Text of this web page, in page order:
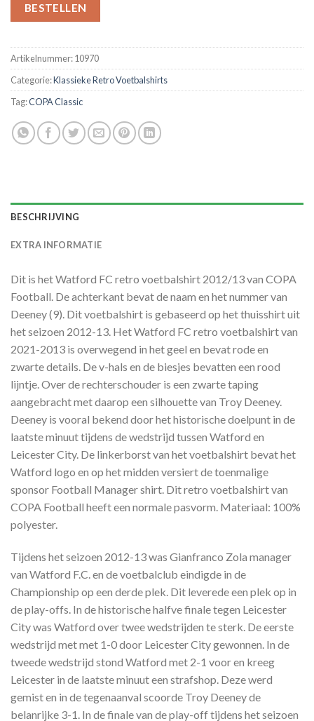
BESTELLEN
Artikelnummer:10970
Categorie:Klassieke Retro Voetbalshirts
Tag:COPA Classic
BESCHRIJVING
EXTRA INFORMATIE
Dit is het Watford FC retro voetbalshirt 2012/13 van COPA
Football. De achterkant bevat de naam en het nummer van
Deeney (9). Dit voetbalshirt is gebaseerd op het thuisshirt uit
het seizoen 2012-13. Het Watford FC retro voetbalshirt van
2021-2013 is overwegend in het geel en bevat rode en
zwarte details. De v-hals en de biesjes bevatten een rood
lijntje. Over de rechterschouder is een zwarte taping
aangebracht met daarop een silhouette van Troy Deeney.
Deeney is vooral bekend door het historische doelpunt in de
laatste minuut tijdens de wedstrijd tussen Watford en
Leicester City. De linkerborst van het voetbalshirt bevat het
Watford logo en op het midden versiert de toenmalige
sponsor Football Manager shirt. Dit retro voetbalshirt van
COPA Football heeft een normale pasvorm. Materiaal: 100%
polyester.
Tijdens het seizoen 2012-13 was Gianfranco Zola manager
van Watford F.C. en de voetbalclub eindigde in de
Championship op een derde plek. Dit leverede een plek op in
de play-offs. In de historische halfve finale tegen Leicester
City was Watford over twee wedstrijden te sterk. De eerste
wedstrijd met met 1-0 door Leicester City gewonnen. In de
tweede wedstrijd stond Watford met 2-1 voor en kreeg
Leicester in de laatste minuut een strafshop. Deze werd
gemist en in de tegenaanval scoorde Troy Deeney de
belanrijke 3-1. In de finale van de play-off tijdens het seizoen